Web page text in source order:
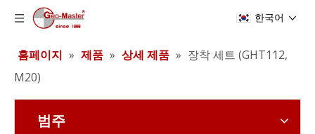
한국어
홈페이지 » 제품 » 상세 제품 » 장착 세트 (GHT112,
M20)
범주